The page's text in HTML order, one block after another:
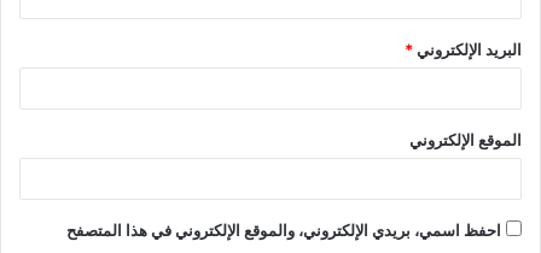
البريد الإلكتروني*
الموقع الإلكتروني
احفظ اسمي، بريدي الإلكتروني، والموقع الإلكتروني في هذا المتصفح